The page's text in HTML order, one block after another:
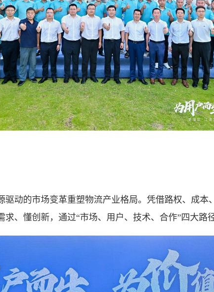
动的市场变革重塑物流产业格局。凭借路权、成
、懂创新，通过“市场、用户、技术、合作”四大路